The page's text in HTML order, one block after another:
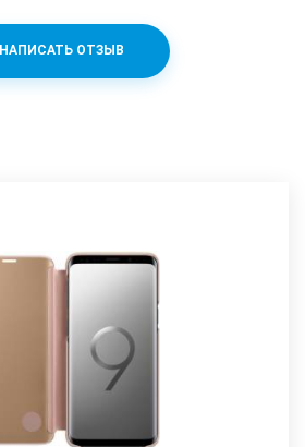
НАПИСАТЬ ОТЗЫВ